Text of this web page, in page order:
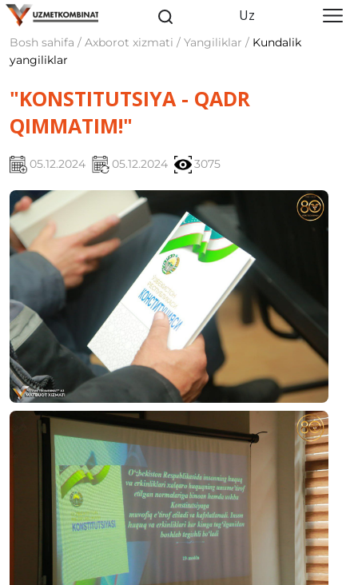
Uz
Bosh sahifa / Axborot xizmati / Yangiliklar / Kundalik
yangiliklar
"KONSTITUTSIYA - QADR
QIMMATIM!"
05.12.2024 05.12.2024 3075